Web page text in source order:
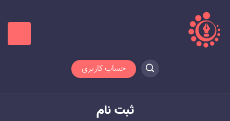
حساب کاربری
ثبت نام